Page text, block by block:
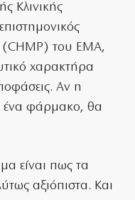
Κλινικής
(CHMP) του ΕΜΑ,
χαρακτήρα
Αν η
ένα φάρμακο, θα
είναι πως τα
αξιόπιστα. Και